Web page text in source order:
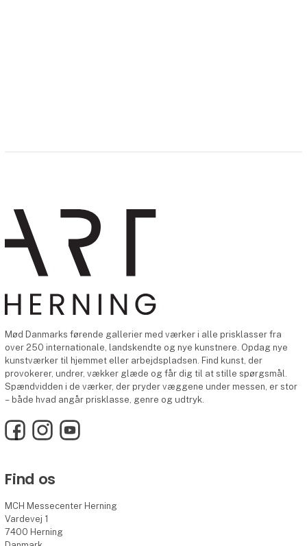
Mød Danmarks førende gallerier med værker i alle prisklasser fra
over 250 internationale, landskendte og nye kunstnere. Opdag nye
kunstværker til hjemmet eller arbejdspladsen. Find kunst, der
provokerer, undrer, vækker glæde og får dig til at stille spørgsmål.
Spændvidden i de værker, der pryder væggene under messen, er stor
– både hvad angår prisklasse, genre og udtryk.
FacebookInstagramYouTube
Find os
MCH Messecenter Herning
Vardevej 1
7400 Herning